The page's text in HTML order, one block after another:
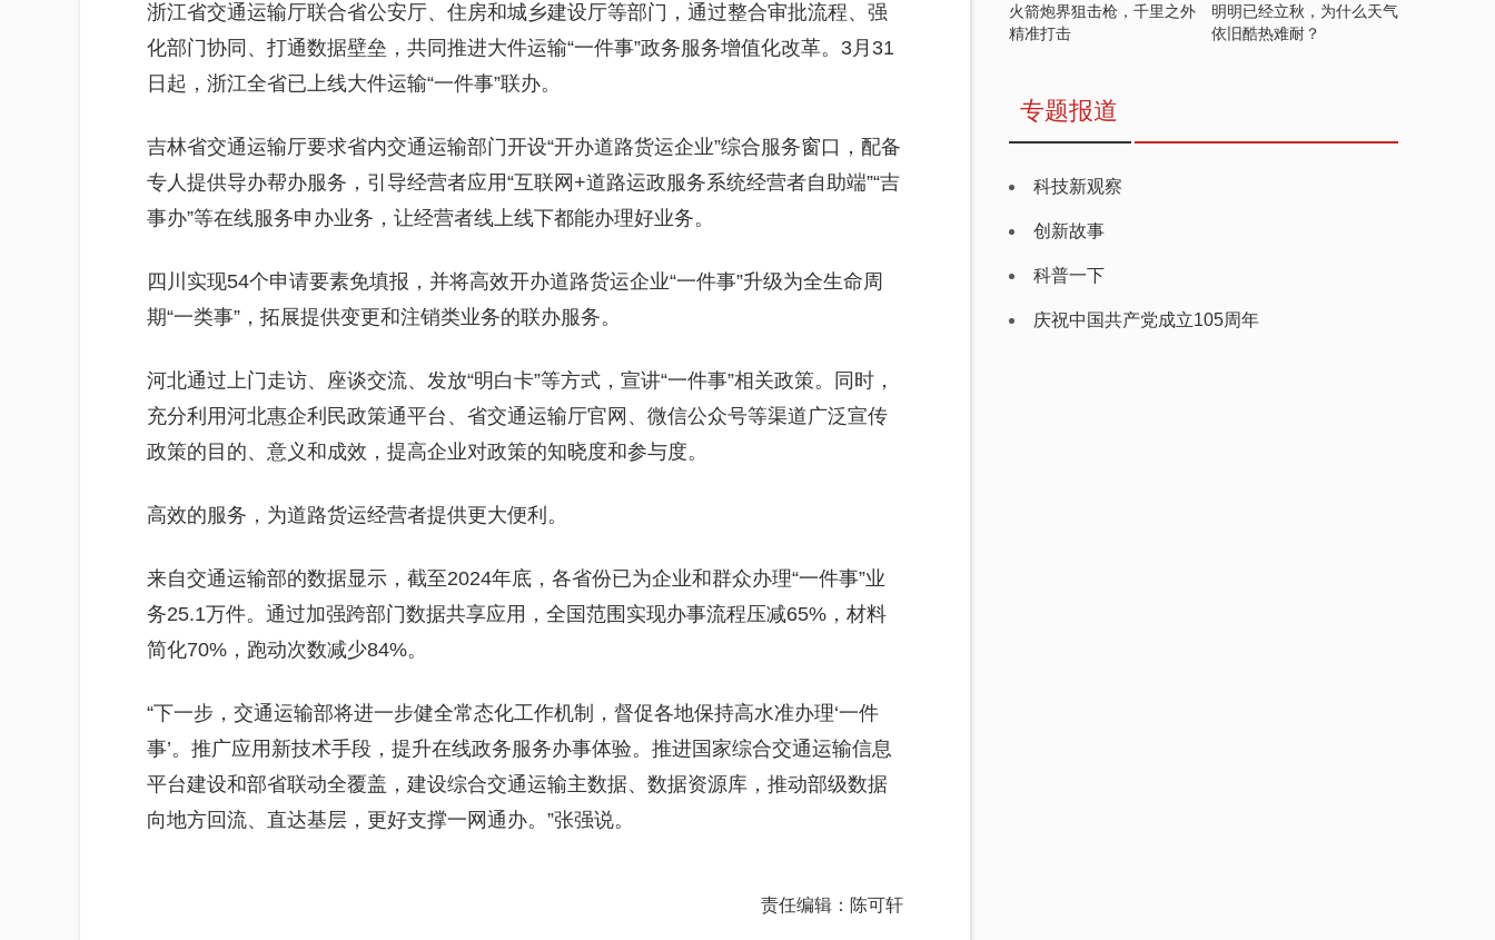
浙江省交通运输厅联合省公安厅、住房和城乡建设厅等部门，通过整合审批流程、强
化部门协同、打通数据壁垒，共同推进大件运输“一件事”政务服务增值化改革。3月31
日起，浙江全省已上线大件运输“一件事”联办。
吉林省交通运输厅要求省内交通运输部门开设“开办道路货运企业”综合服务窗口，配备
专人提供导办帮办服务，引导经营者应用“互联网+道路运政服务系统经营者自助端”“吉
事办”等在线服务申办业务，让经营者线上线下都能办理好业务。
四川实现54个申请要素免填报，并将高效开办道路货运企业“一件事”升级为全生命周
期“一类事”，拓展提供变更和注销类业务的联办服务。
河北通过上门走访、座谈交流、发放“明白卡”等方式，宣讲“一件事”相关政策。同时，
充分利用河北惠企利民政策通平台、省交通运输厅官网、微信公众号等渠道广泛宣传
政策的目的、意义和成效，提高企业对政策的知晓度和参与度。
高效的服务，为道路货运经营者提供更大便利。
来自交通运输部的数据显示，截至2024年底，各省份已为企业和群众办理“一件事”业
务25.1万件。通过加强跨部门数据共享应用，全国范围实现办事流程压减65%，材料
简化70%，跑动次数减少84%。
“下一步，交通运输部将进一步健全常态化工作机制，督促各地保持高水准办理‘一件
事’。推广应用新技术手段，提升在线政务服务办事体验。推进国家综合交通运输信息
平台建设和部省联动全覆盖，建设综合交通运输主数据、数据资源库，推动部级数据
向地方回流、直达基层，更好支撑一网通办。”张强说。
责任编辑：陈可轩
火箭炮界狙击枪，千里之外
精准打击
明明已经立秋，为什么天气
依旧酷热难耐？
专题报道
科技新观察
创新故事
科普一下
庆祝中国共产党成立105周年